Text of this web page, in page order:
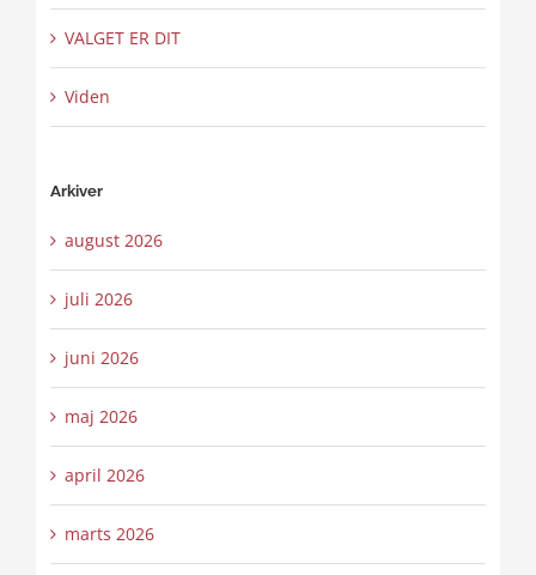
VALGET ER DIT
Viden
Arkiver
august 2026
juli 2026
juni 2026
maj 2026
april 2026
marts 2026